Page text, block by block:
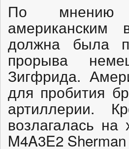
По мнению
должна была
прорыва
Зигфрида.
для пробития
артиллерии.
возлагалась
M4A3E2